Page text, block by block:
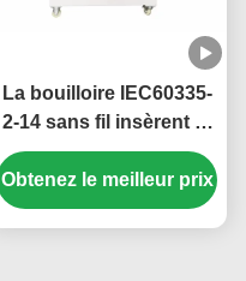
La bouilloire IEC60335-
2-14 sans fil insèrent et
retirent l'appareil de
contrôle de résistance
10 fois/minute
Obtenez le meilleur prix